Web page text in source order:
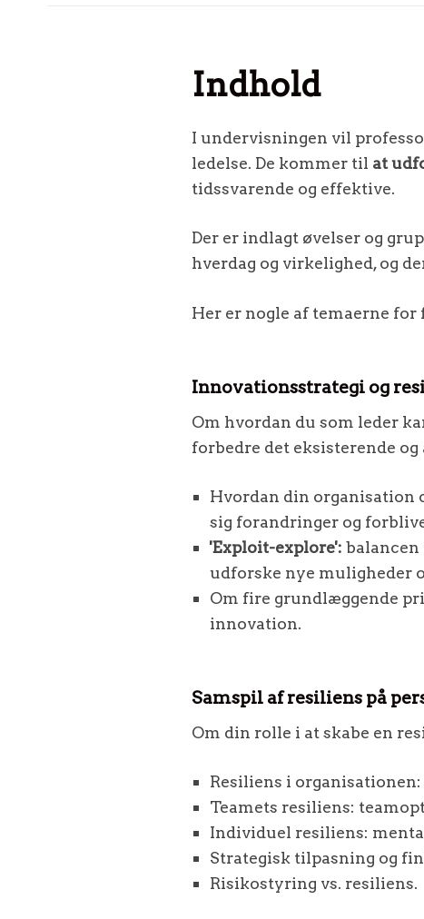
Indhold
I undervisningen vil
ledelse. De kommer til at
tidssvarende og effektive.
Der er indlagt øvelser og
hverdag og virkelighed, og
Her er nogle af temaerne for
Innovationsstrategi og
Om hvordan du som leder
forbedre det eksisterende
Hvordan din organisation
sig forandringer og
'Exploit-explore': balancen
udforske nye muligheder
Om fire grundlæggende
innovation.
Samspil af resiliens på
Om din rolle i at skabe en
Resiliens i
Teamets resiliens:
Individuel resiliens:
Strategisk tilpasning og
Risikostyring vs. resiliens.